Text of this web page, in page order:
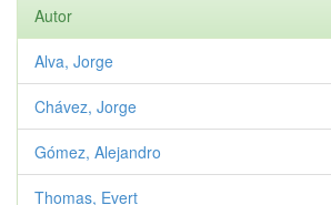
Autor
Alva, Jorge
Chávez, Jorge
Gómez, Alejandro
Thomas, Evert